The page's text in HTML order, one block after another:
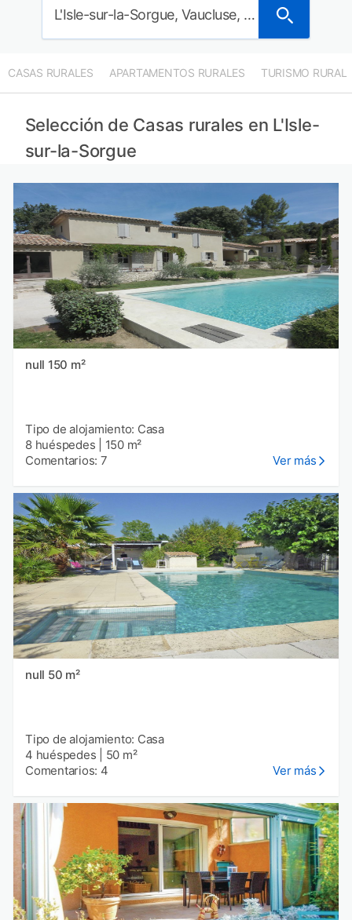
L'Isle-sur-la-Sorgue, Vaucluse, Francia
CASAS RURALES APARTAMENTOS RURALES TURISMO RURAL
Selección de Casas rurales en L'Isle-
sur-la-Sorgue
null 150 m²
Tipo de alojamiento: Casa
8 huéspedes
150 m²
Comentarios: 7
Ver más
null 50 m²
Tipo de alojamiento: Casa
4 huéspedes
50 m²
Comentarios: 4
Ver más